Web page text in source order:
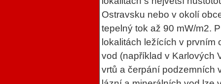
Ostravsku nebo v okolí
tepelný tok až 90 mW/m2.
lokalitách ležících v prvním
vod (například v Karlových
vrtů a čerpání podzemních